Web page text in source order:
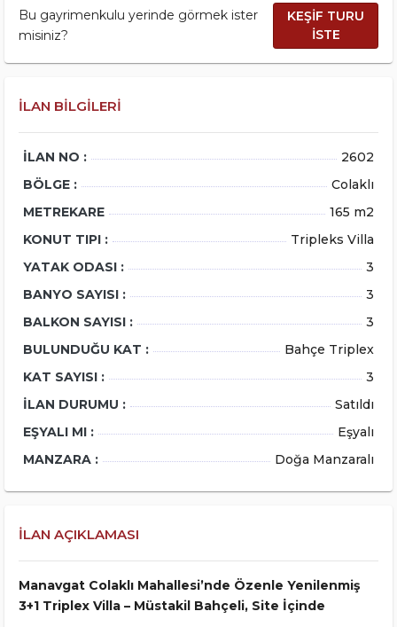
Bu gayrimenkulu yerinde görmek ister
misiniz?
KEŞİF TURU
İSTE
İLAN BILGILERI
İLAN NO :
2602
BÖLGE :
Colaklı
METREKARE
165 m2
KONUT TIPI :
Tripleks Villa
YATAK ODASI :
3
BANYO SAYISI :
3
BALKON SAYISI :
3
BULUNDUĞU KAT :
Bahçe Triplex
KAT SAYISI :
3
İLAN DURUMU :
Satıldı
EŞYALI MI :
Eşyalı
MANZARA :
Doğa Manzaralı
İLAN AÇIKLAMASI
Manavgat Colaklı Mahallesi’nde Özenle Yenilenmiş
3+1 Triplex Villa – Müstakil Bahçeli, Site İçinde